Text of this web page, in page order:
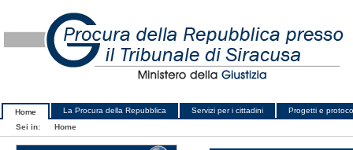
Home La Procura della Repubblica Servizi per i cittadini
Progetti e
Sei in:
Home